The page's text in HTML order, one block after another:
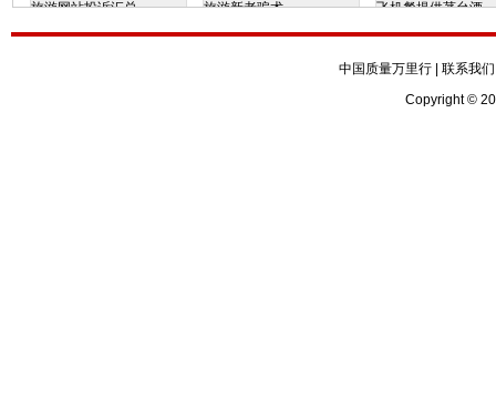
旅游网站投诉汇总 旅游新老骗术 飞机餐提供茅台酒
中国质量万里行| 联系我们
Copyright ©